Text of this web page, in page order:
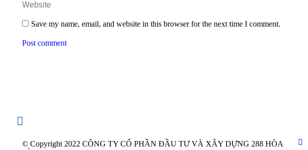
Website
Save my name, email, and website in this browser for the next time I comment.
Post comment
© Copyright 2022 CÔNG TY CỔ PHẦN ĐẦU TƯ VÀ XÂY DỰNG 288 HÒA